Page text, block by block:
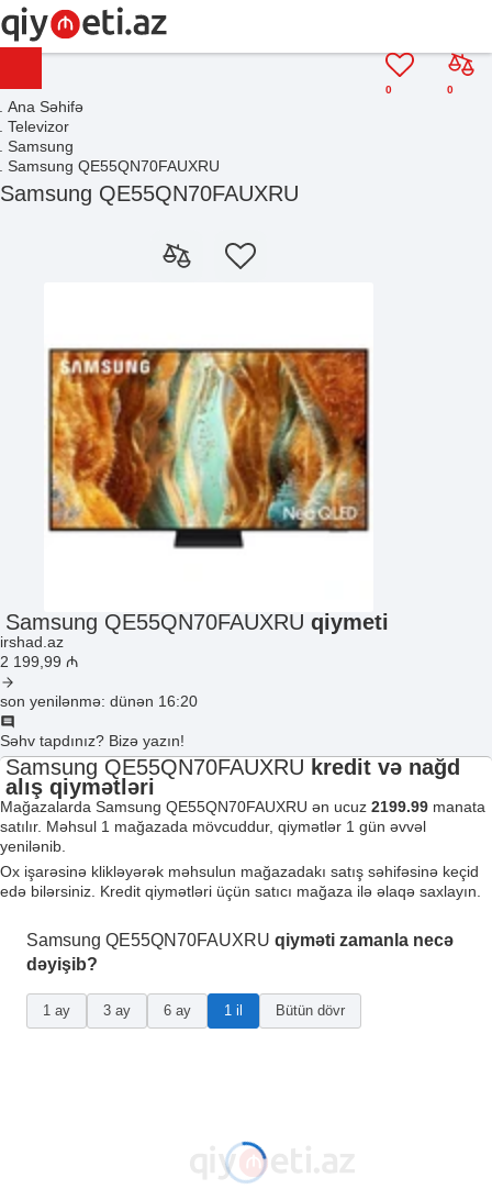
0
0
Ana Səhifə
Televizor
Samsung
Samsung QE55QN70FAUXRU
Samsung QE55QN70FAUXRU
Samsung QE55QN70FAUXRU qiymeti
irshad.az
2 199 ,99 ₼
son yenilənmə: dünən 16:20
Səhv tapdınız? Bizə yazın!
Samsung QE55QN70FAUXRU kredit və nağd
alış qiymətləri
Mağazalarda Samsung QE55QN70FAUXRU ən ucuz 2199.99 manata
satılır. Məhsul 1 mağazada mövcuddur, qiymətlər 1 gün əvvəl
yenilənib.
Ox işarəsinə klikləyərək məhsulun mağazadakı satış səhifəsinə keçid
edə bilərsiniz. Kredit qiymətləri üçün satıcı mağaza ilə əlaqə saxlayın.
Samsung QE55QN70FAUXRU qiyməti zamanla necə
dəyişib?
1 ay 3 ay 6 ay 1 il Bütün dövr